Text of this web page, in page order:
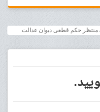
منتظر حکم قطعی دیوان عدالت